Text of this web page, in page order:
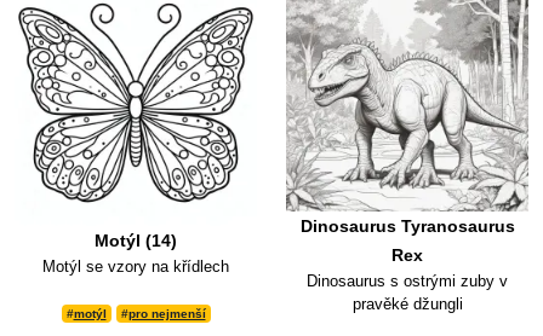
Motýl (14)
Motýl se vzory na křídlech
#motýl #pro nejmenší
Dinosaurus Tyranosaurus
Rex
Dinosaurus s ostrými zuby v
pravěké džungli